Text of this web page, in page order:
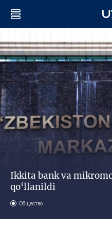
Ikkita bank va
qo‘llanildi
Общество